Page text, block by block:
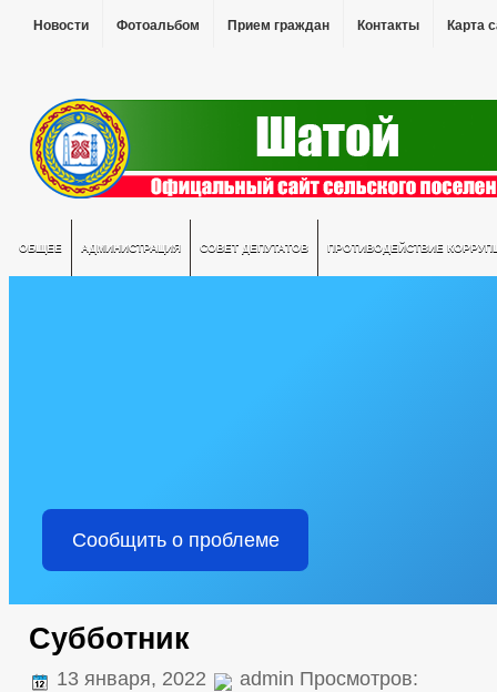
Новости Фотоальбом Прием граждан Контакты Карта
ОБЩЕЕ АДМИНИСТРАЦИЯ СОВЕТ ДЕПУТАТОВ ПРОТИВОДЕЙСТВИЕ
Сообщить о проблеме
Субботник
13 января, 2022 admin Просмотров: